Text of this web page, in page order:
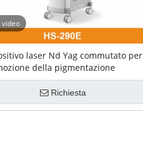
video
laser Nd Yag commutato per
della pigmentazione
Richiesta